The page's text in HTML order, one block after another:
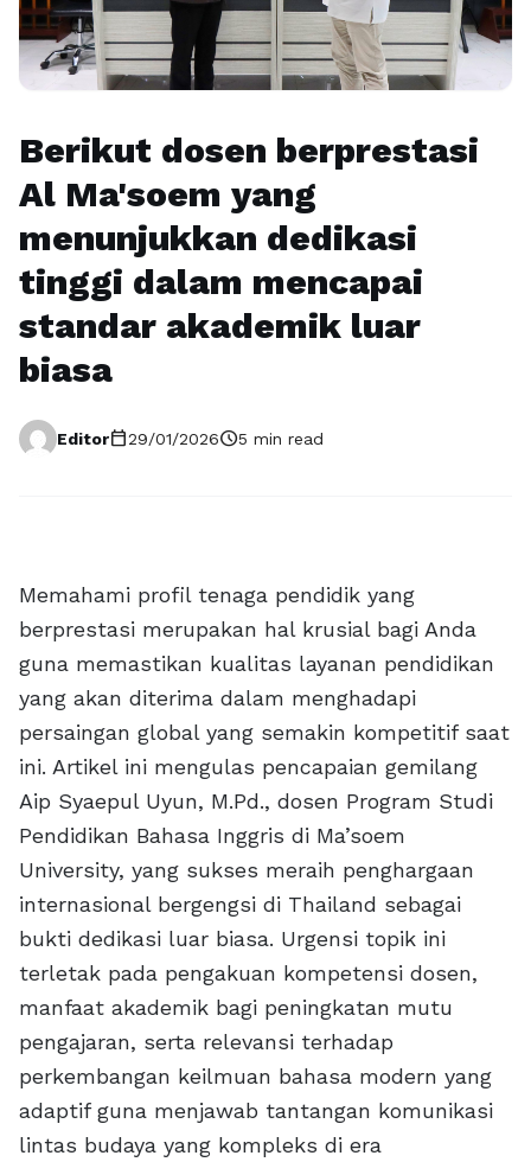
Berikut dosen berprestasi
Al Ma'soem yang
menunjukkan dedikasi
tinggi dalam mencapai
standar akademik luar
biasa
Editorcalendar_today29/01/2026schedule5 min read
Memahami profil tenaga pendidik yang
berprestasi merupakan hal krusial bagi Anda
guna memastikan kualitas layanan pendidikan
yang akan diterima dalam menghadapi
persaingan global yang semakin kompetitif saat
ini. Artikel ini mengulas pencapaian gemilang
Aip Syaepul Uyun, M.Pd., dosen Program Studi
Pendidikan Bahasa Inggris di Ma’soem
University, yang sukses meraih penghargaan
internasional bergengsi di Thailand sebagai
bukti dedikasi luar biasa. Urgensi topik ini
terletak pada pengakuan kompetensi dosen,
manfaat akademik bagi peningkatan mutu
pengajaran, serta relevansi terhadap
perkembangan keilmuan bahasa modern yang
adaptif guna menjawab tantangan komunikasi
lintas budaya yang kompleks di era